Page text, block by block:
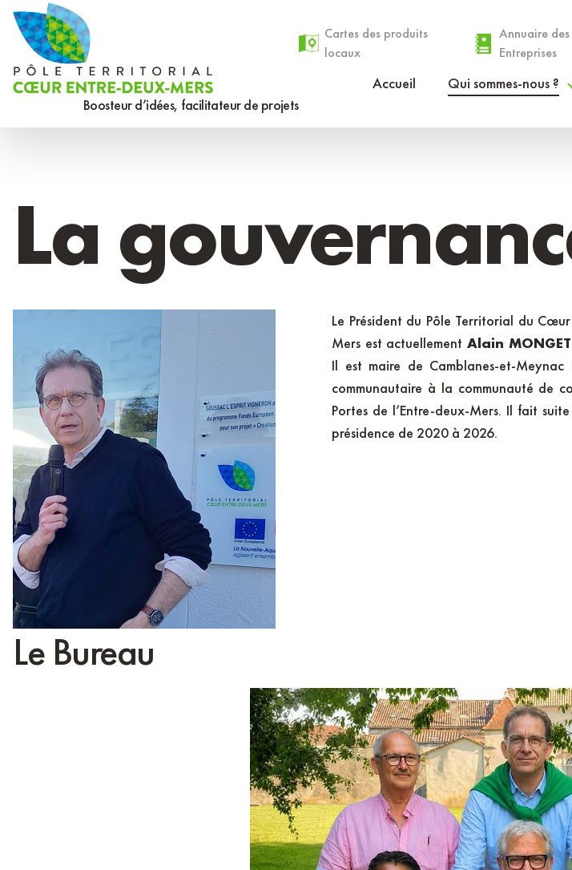
Aller
contenu
principal
Boosteur d’idées, facilitateur de projets
Cartes des produits
locaux
Annuaire des
Entreprises
Accueil Qui sommes-nous ?
Le PETR
Nos communautés de
Procès-verbaux et
Espace
Espace Droit
Espace
Espace
Notre
La
Le Président du Pôle Territorial du
Mers est actuellement Alain MONGET
Il est maire de Camblanes-et-Meynac
communautaire à la communauté de
Portes de l’Entre-deux-Mers. Il fait
présidence de 2020 à 2026.
Le Bureau
Panneau de gestion des cookies